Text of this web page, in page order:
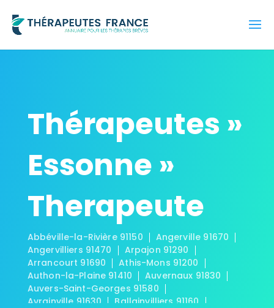
Thérapeutes »
Essonne »
Therapeute
Abbéville-la-Rivière 91150
Angerville 91670
Angervilliers 91470
Arpajon 91290
Arrancourt 91690
Athis-Mons 91200
Authon-la-Plaine 91410
Auvernaux 91830
Auvers-Saint-Georges 91580
Avrainville 91630
Ballainvilliers 91160